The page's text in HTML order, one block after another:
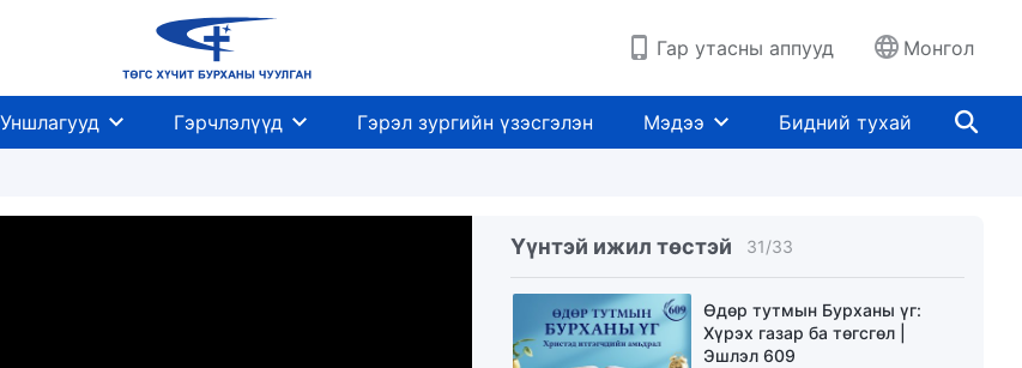
Гар утасны аппууд Монгол
Уншлагууд Гэрчлэлүүд Гэрэл зургийн үзэсгэлэн Мэдээ Бидний тухай
Үүнтэй ижил төстэй 31/33
16:42
Өдөр тутмын Бурханы үг:
Эшлэл 607
4:52
Өдөр тутмын Бурханы үг:
Хүрэх газар ба төгсгөл |
Эшлэл 609